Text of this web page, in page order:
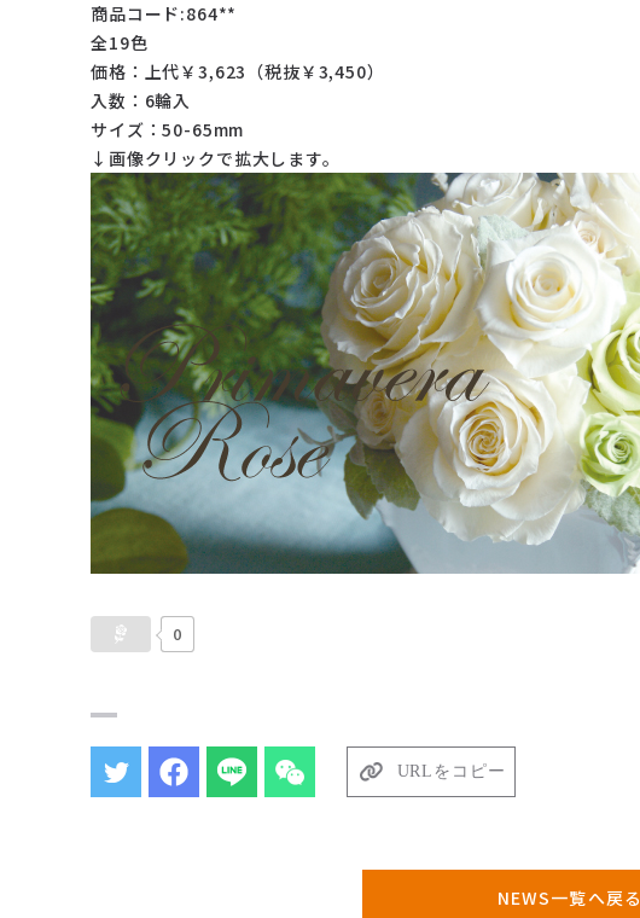
商品コード:864**
全19色
価格：上代￥3,623（税抜￥3,450）
入数：6輪入
サイズ：50-65mm
↓画像クリックで拡大します。
0
URLをコピー
NEWS一覧へ戻る